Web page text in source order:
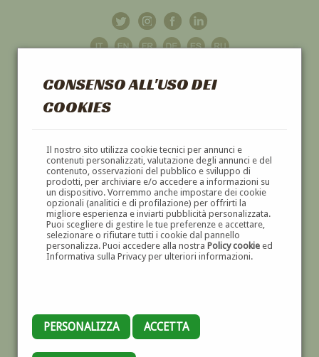
CONSENSO ALL'USO DEI
COOKIES
Il nostro sito utilizza cookie tecnici per annunci e
contenuti personalizzati, valutazione degli annunci e del
contenuto, osservazioni del pubblico e sviluppo di
prodotti, per archiviare e/o accedere a informazioni su
un dispositivo. Vorremmo anche impostare dei cookie
opzionali (analitici e di profilazione) per offrirti la
migliore esperienza e inviarti pubblicità personalizzata.
Puoi scegliere di gestire le tue preferenze e accettare,
selezionare o rifiutare tutti i cookie dal pannello
personalizza. Puoi accedere alla nostra Policy cookieed
Informativa sulla Privacy per ulteriori informazioni.
PERSONALIZZA ACCETTA
GALLERIAD'ARTE
DIPINTI E SCULTURE '800 E '900